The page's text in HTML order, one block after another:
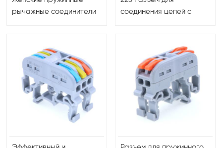
рычажные соединители
соединения цепей с